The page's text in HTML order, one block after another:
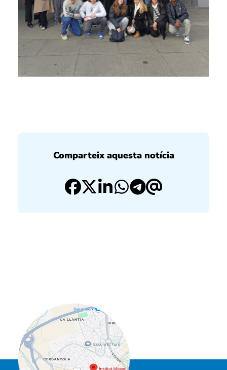
Comparteix aquesta notícia